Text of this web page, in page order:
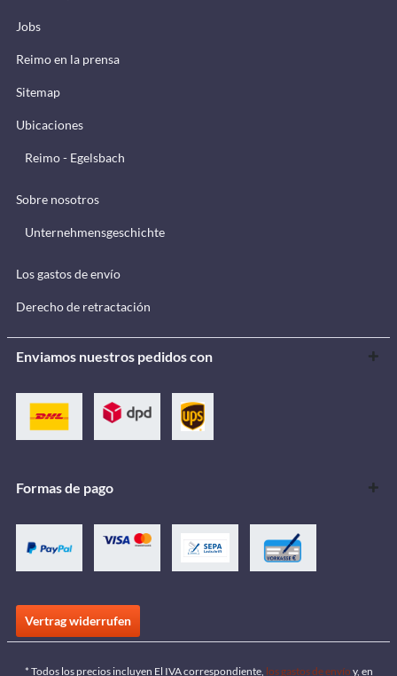
Jobs
Reimo en la prensa
Sitemap
Ubicaciones
Reimo - Egelsbach
Sobre nosotros
Unternehmensgeschichte
Los gastos de envío
Derecho de retractación
Enviamos nuestros pedidos con
Formas de pago
Vertrag widerrufen
* Todos los precios incluyen El IVA correspondiente, los gastos de envío y, en